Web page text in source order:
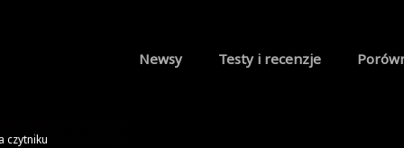
Newsy Testy i recenzje
czytniku